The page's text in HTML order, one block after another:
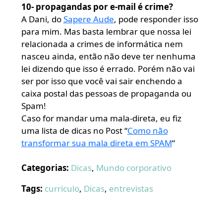
10- propagandas por e-mail é crime?
A Dani, doSapere Aude, pode responder isso
para mim. Mas basta lembrar que nossa lei
relacionada a crimes de informática nem
nasceu ainda, então não deve ter nenhuma
lei dizendo que isso é errado. Porém não vai
ser por isso que você vai sair enchendo a
caixa postal das pessoas de propaganda ou
Spam!
Caso for mandar uma mala-direta, eu fiz
uma lista de dicas no Post “Como não
transformar sua mala direta em SPAM“
Categorias: Dicas, Mundo corporativo
Tags: curriculo, Dicas, entrevistas